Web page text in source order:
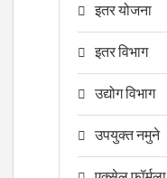
इतर योजना
इतर विभाग
उद्योग विभाग
उपयुक्त नमुने